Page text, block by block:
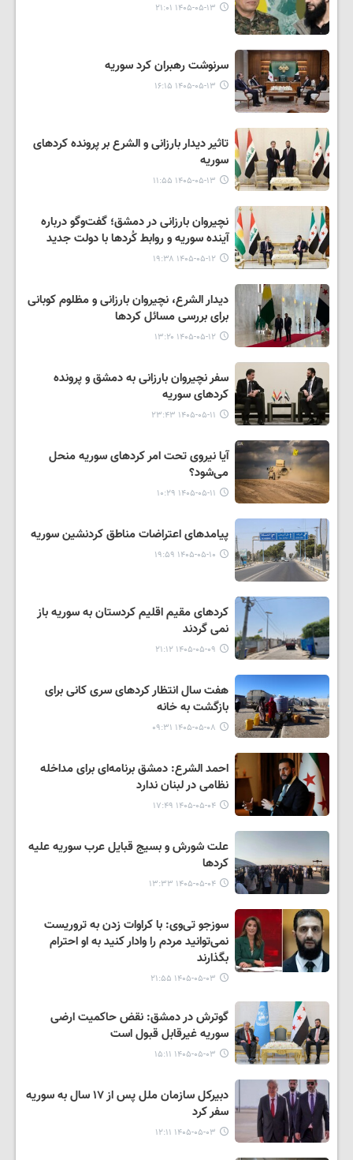
۱۴۰۵-۰۵-۱۳ ۲۱:۰۱
سرنوشت رهبران کرد سوریه
۱۴۰۵-۰۵-۱۳ ۱۶:۱۵
تاثیر دیدار بارزانی و الشرع بر پرونده کردهای
سوریه
۱۴۰۵-۰۵-۱۳ ۱۱:۵۵
نچیروان بارزانی در دمشق؛ گفت‌وگو درباره
آینده سوریه و روابط کُردها با دولت جدید
۱۴۰۵-۰۵-۱۲ ۱۹:۳۸
دیدار الشرع، نچیروان بارزانی و مظلوم کوبانی
برای بررسی مسائل کردها
۱۴۰۵-۰۵-۱۲ ۱۳:۲۰
سفر نچیروان بارزانی به دمشق و پرونده
کردهای سوریه
۱۴۰۵-۰۵-۱۱ ۲۳:۴۳
آیا نیروی تحت امر کردهای سوریه منحل
می‌شود؟
۱۴۰۵-۰۵-۱۱ ۱۰:۲۹
پیامدهای اعتراضات مناطق کردنشین سوریه
۱۴۰۵-۰۵-۱۰ ۱۹:۵۹
کردهای مقیم اقلیم کردستان به سوریه باز
نمی گردند
۱۴۰۵-۰۵-۰۹ ۲۱:۱۲
هفت سال انتظار کردهای سری کانی برای
بازگشت به خانه
۱۴۰۵-۰۵-۰۸ ۰۹:۳۱
احمد الشرع: دمشق برنامه‌ای برای مداخله
نظامی در لبنان ندارد
۱۴۰۵-۰۵-۰۴ ۱۷:۴۹
علت شورش و بسیج قبایل عرب سوریه علیه
کردها
۱۴۰۵-۰۵-۰۴ ۱۳:۳۳
سوزجو تی‌وی: با کراوات زدن به تروریست
نمی‌توانید مردم را وادار کنید به او احترام
بگذارند
۱۴۰۵-۰۵-۰۳ ۲۱:۵۵
گوترش در دمشق: نقض حاکمیت ارضی
سوریه غیرقابل قبول است
۱۴۰۵-۰۵-۰۳ ۱۵:۱۱
دبیرکل سازمان ملل پس از ۱۷ سال به سوریه
سفر کرد
۱۴۰۵-۰۵-۰۳ ۱۲:۱۱